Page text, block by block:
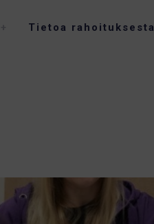
Tietoa rahoituksesta